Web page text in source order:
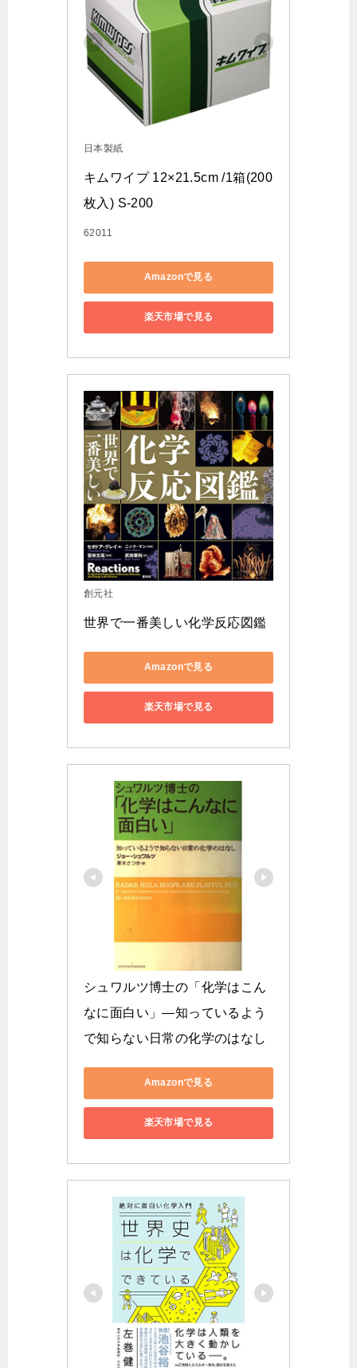
日本製紙
キムワイプ 12×21.5cm /1箱(200
枚入) S-200
62011
Amazonで見る
楽天市場で見る
創元社
世界で一番美しい化学反応図鑑
Amazonで見る
楽天市場で見る
シュワルツ博士の「化学はこん
なに面白い」―知っているよう
で知らない日常の化学のはなし
Amazonで見る
楽天市場で見る